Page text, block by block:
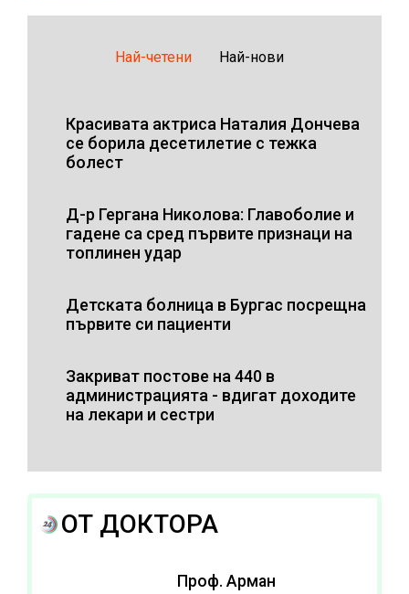
Най-четени Най-нови
Красивата актриса Наталия Дончева
се борила десетилетие с тежка
болест
Д-р Гергана Николова: Главоболие и
гадене са сред първите признаци на
топлинен удар
Детската болница в Бургас посрещна
първите си пациенти
Закриват постове на 440 в
администрацията - вдигат доходите
на лекари и сестри
ОТ ДОКТОРА
Проф. Арман